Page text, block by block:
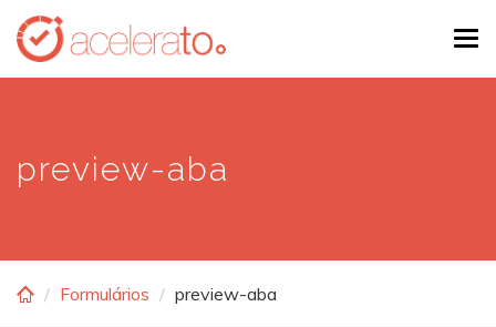
Skip
main
preview-aba
Formulários preview-aba